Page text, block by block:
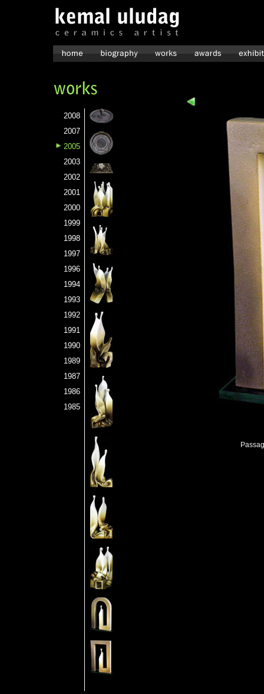
2008
2007
2005
2003
2002
2001
2000
1999
1998
1997
1996
1994
1993
1992
1991
1990
1989
1987
1986
1985